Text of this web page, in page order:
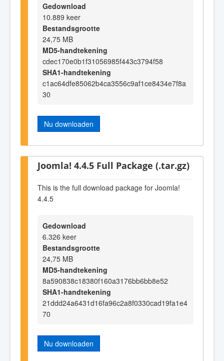
Gedownload
10.889 keer
Bestandsgrootte
24,75 MB
MD5-handtekening
cdec170e0b1f31056985f443c3794f58
SHA1-handtekening
c1ac64dfe85062b4ca3556c9af1ce8434e7f8a
30
Nu downloaden
Joomla! 4.4.5 Full Package (.tar.gz)
This is the full download package for Joomla!
4.4.5
Gedownload
6.326 keer
Bestandsgrootte
24,75 MB
MD5-handtekening
8a590838c18380f160a3176bb6bb8e52
SHA1-handtekening
21ddd24a6431d16fa96c2a8f0330cad19fa1e4
70
Nu downloaden